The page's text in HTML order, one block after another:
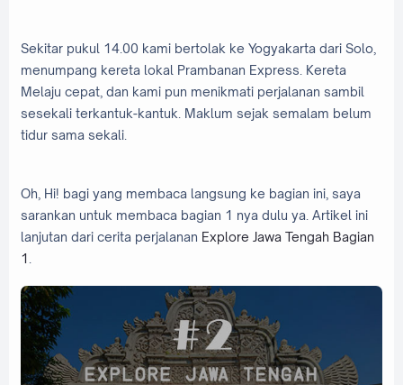
Sekitar pukul 14.00 kami bertolak ke Yogyakarta dari Solo,
menumpang kereta lokal Prambanan Express. Kereta
Melaju cepat, dan kami pun menikmati perjalanan sambil
sesekali terkantuk-kantuk. Maklum sejak semalam belum
tidur sama sekali.
Oh, Hi! bagi yang membaca langsung ke bagian ini, saya
sarankan untuk membaca bagian 1 nya dulu ya. Artikel ini
lanjutan dari cerita perjalanan Explore Jawa Tengah Bagian
1